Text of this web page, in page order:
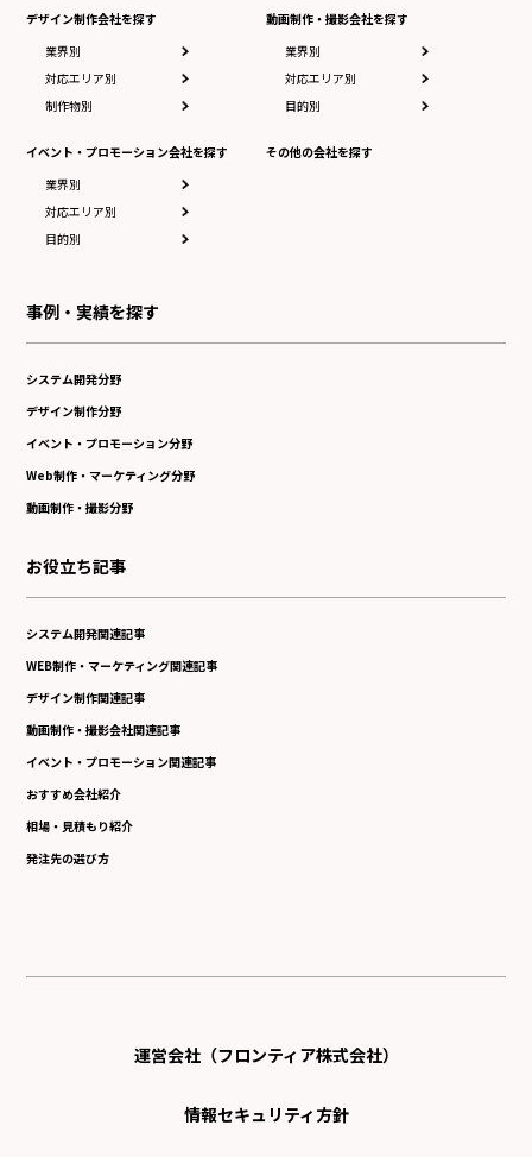
デザイン制作会社を探す
業界別
対応エリア別
制作物別
イベント・プロモーション会社を探す
業界別
対応エリア別
目的別
動画制作・撮影会社を探す
業界別
対応エリア別
目的別
その他の会社を探す
事例・実績を探す
システム開発分野
デザイン制作分野
イベント・プロモーション分野
Web制作・マーケティング分野
動画制作・撮影分野
お役立ち記事
システム開発関連記事
WEB制作・マーケティング関連記事
デザイン制作関連記事
動画制作・撮影会社関連記事
イベント・プロモーション関連記事
おすすめ会社紹介
相場・見積もり紹介
発注先の選び方
運営会社（フロンティア株式会社）
情報セキュリティ方針